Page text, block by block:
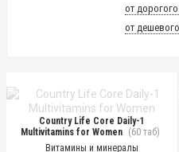
от
от
Country Life Core Daily-1
Multivitamins for Women
(60 таб)
Витамины и минералы